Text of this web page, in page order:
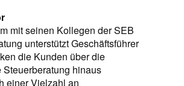
mit seinen Kollegen der SEB
unterstützt Geschäftsführer
die Kunden über die
Steuerberatung hinaus
einer Vielzahl an